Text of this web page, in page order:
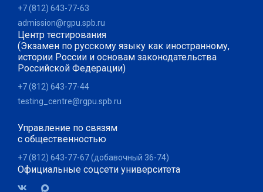
+7 (812) 643-77-63
admission@rgpu.spb.ru
Центр тестирования
(Экзамен по русскому языку как иностранному,
истории России и основам законодательства
Российской Федерации)
+7 (812) 643-77-44
testing_centre@rgpu.spb.ru
Управление по связям
с общественностью
+7 (812) 643-77-67 (добавочный 36-74)
Официальные соцсети университета